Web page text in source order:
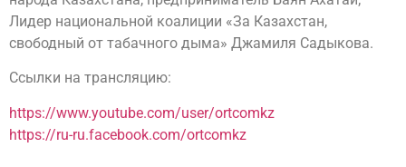
Лидер национальной коалиции «За Казахстан,
свободный от табачного дыма» Джамиля Садыкова.
Ссылки на трансляцию:
https://www.youtube.com/user/ortcomkz
https://ru-ru.facebook.com/ortcomkz